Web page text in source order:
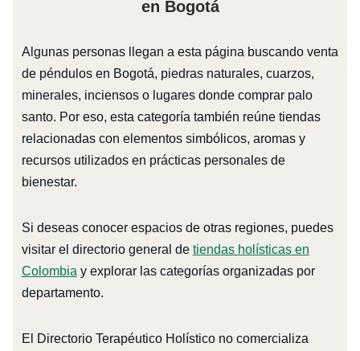
en Bogotá
Algunas personas llegan a esta página buscando venta
de péndulos en Bogotá, piedras naturales, cuarzos,
minerales, inciensos o lugares donde comprar palo
santo. Por eso, esta categoría también reúne tiendas
relacionadas con elementos simbólicos, aromas y
recursos utilizados en prácticas personales de
bienestar.
Si deseas conocer espacios de otras regiones, puedes
visitar el directorio general de tiendas holísticas en
Colombia y explorar las categorías organizadas por
departamento.
El Directorio Terapéutico Holístico no comercializa